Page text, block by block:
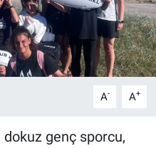
A- A+
genç sporcu,